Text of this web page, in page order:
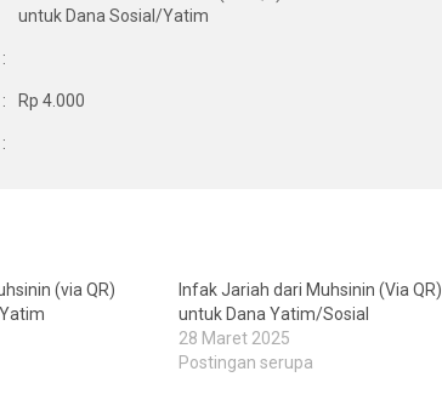
untuk Dana Sosial/Yatim
:
: Rp 4.000
:
(via QR)
Infak Jariah dari Muhsinin (Via QR)
untuk Dana Yatim/Sosial
28 Maret 2025
Postingan serupa